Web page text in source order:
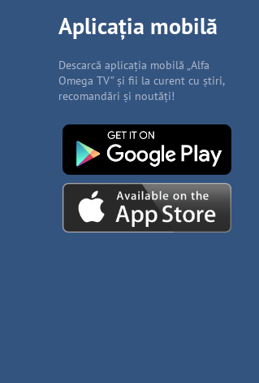
Aplicația mobilă
Descarcă aplicația mobilă „Alfa
Omega TV” și fii la curent cu știri,
recomandări și noutăți!